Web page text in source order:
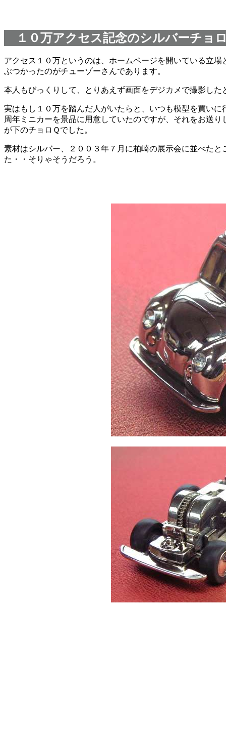
１０万アクセス記念のシルバーチョ
アクセス１０万というのは、ホームページを開いている立
ぶつかったのがチューゾーさんであります。
本人もびっくりして、とりあえず画面をデジカメで撮影した
実はもし１０万を踏んだ人がいたらと、いつも模型を買い
周年ミニカーを景品に用意していたのですが、それをお送
が下のチョロＱでした。
素材はシルバー、２００３年７月に柏崎の展示会に並べたと
た・・そりゃそうだろう。